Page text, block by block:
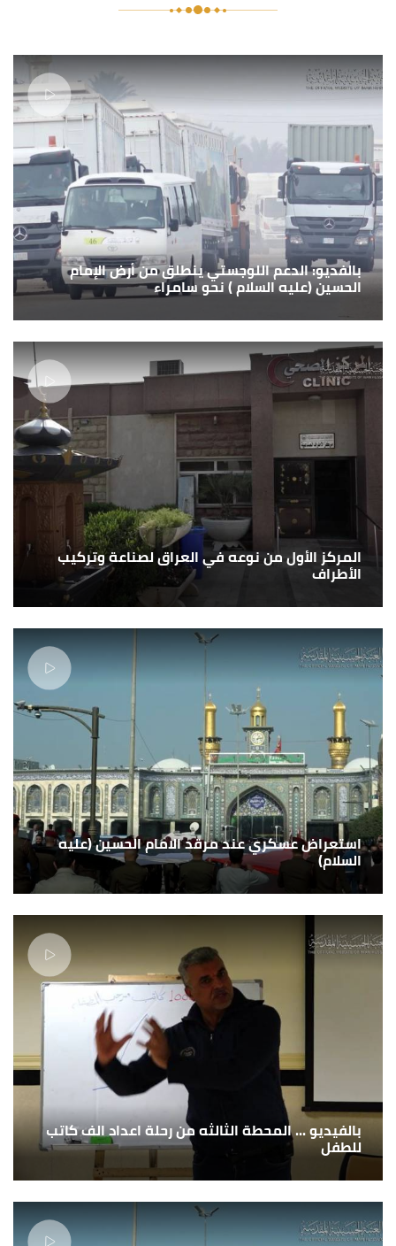
بالفديو: الدعم اللوجستي ينطلق من أرض الإمام
الحسين (عليه السلام ) نحو سامراء
المركز الأول من نوعه في العراق لصناعة وتركيب
الأطراف
استعراض عسكري عند مرقد الامام الحسين (عليه
السلام)
بالفيديو ... المحطة الثالثه من رحلة اعداد الف كاتب
للطفل